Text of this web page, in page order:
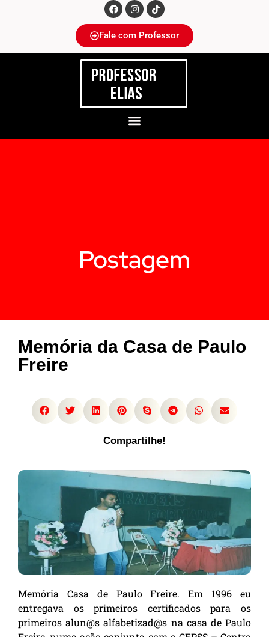
Fale com Professor
Postagem
Memória da Casa de Paulo
Freire
Compartilhe!
Memória Casa de Paulo Freire. Em 1996 eu
entregava os primeiros certificados para os
primeiros alun@s alfabetizad@s na casa de Paulo